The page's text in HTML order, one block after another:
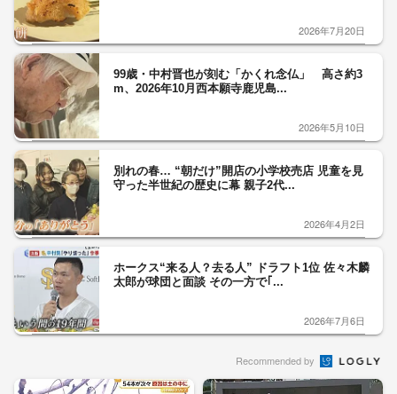
2026年7月20日
99歳・中村晋也が刻む「かくれ念仏」 高さ約3
m、2026年10月西本願寺鹿児島...
2026年5月10日
別れの春… “朝だけ”開店の小学校売店 児童を見
守った半世紀の歴史に幕 親子2代...
2026年4月2日
ホークス“来る人？去る人” ドラフト1位 佐々木麟
太郎が球団と面談 その一方で｢...
2026年7月6日
Recommended by